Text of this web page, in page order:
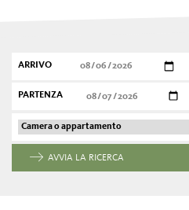
ARRIVO
PARTENZA
AVVIA LA RICERCA